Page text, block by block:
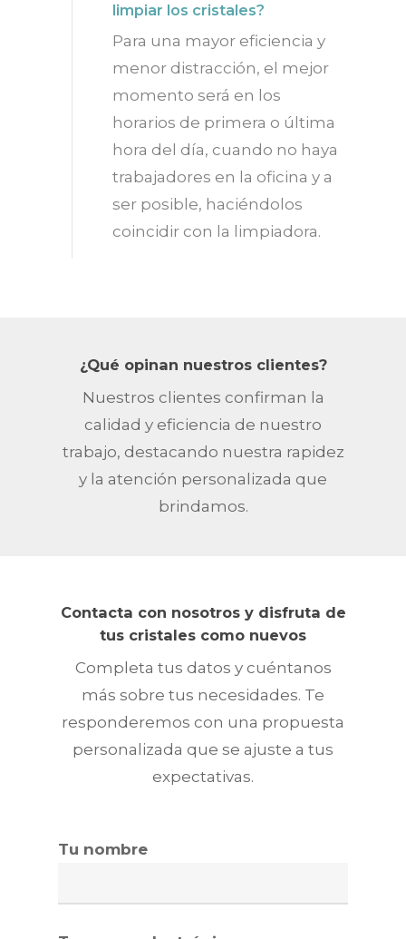
limpiar los cristales?
Para una mayor eficiencia y
menor distracción, el mejor
momento será en los
horarios de primera o última
hora del día, cuando no haya
trabajadores en la oficina y a
ser posible, haciéndolos
coincidir con la limpiadora.
¿Qué opinan nuestros clientes?
Nuestros clientes confirman la
calidad y eficiencia de nuestro
trabajo, destacando nuestra rapidez
y la atención personalizada que
brindamos.
Contacta con nosotros y disfruta de
tus cristales como nuevos
Completa tus datos y cuéntanos
más sobre tus necesidades. Te
responderemos con una propuesta
personalizada que se ajuste a tus
expectativas.
Tu nombre